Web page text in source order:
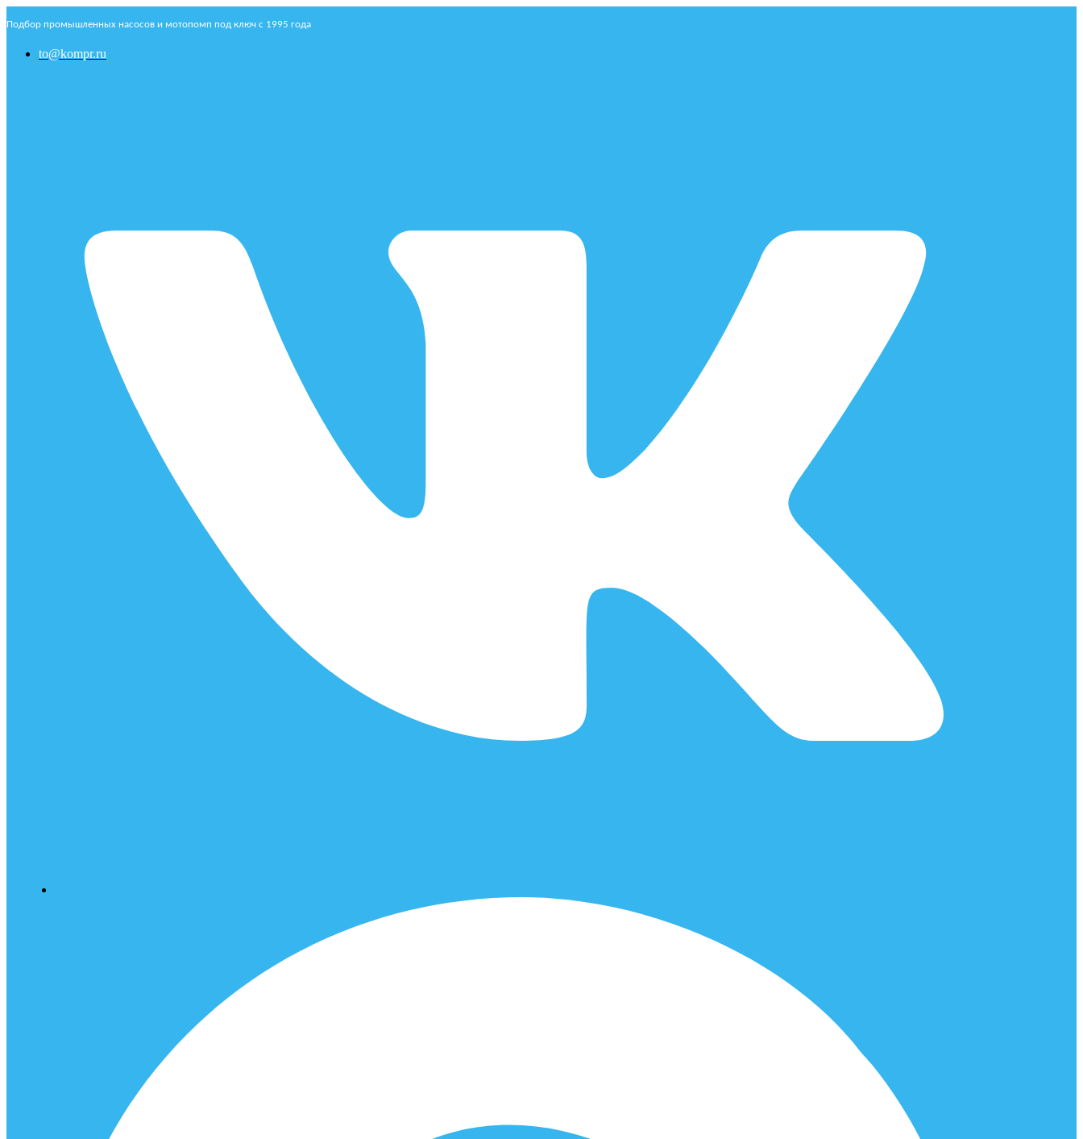
Подбор промышленных насосов и мотопомп под ключ с 1995 года
to@kompr.ru